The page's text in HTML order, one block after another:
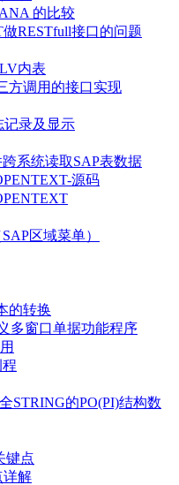
的比较
RESTfull接口的问题
内表
方调用的接口实现
记录及显示
系统读取SAP表数据
源码
区域菜单）
的转换
多窗口单据功能程序
STRING的PO(PI)结构数
键点
详解